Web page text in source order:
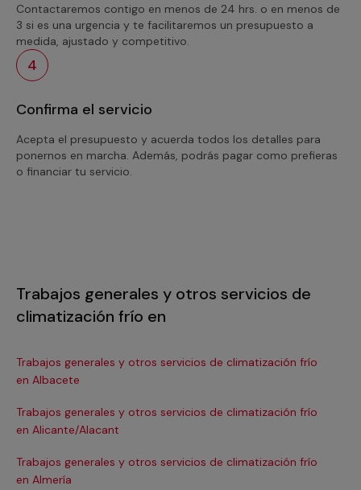
Contactaremos contigo en menos de 24 hrs. o en menos de
3 si es una urgencia y te facilitaremos un presupuesto a
medida, ajustado y competitivo.
4
Confirma el servicio
Acepta el presupuesto y acuerda todos los detalles para
ponernos en marcha. Además, podrás pagar como prefieras
o financiar tu servicio.
Trabajos generales y otros servicios de
climatización frío en
Trabajos generales y otros servicios de climatización frío
en Albacete
Trabajos generales y otros servicios de climatización frío
en Alicante/Alacant
Trabajos generales y otros servicios de climatización frío
en Almería